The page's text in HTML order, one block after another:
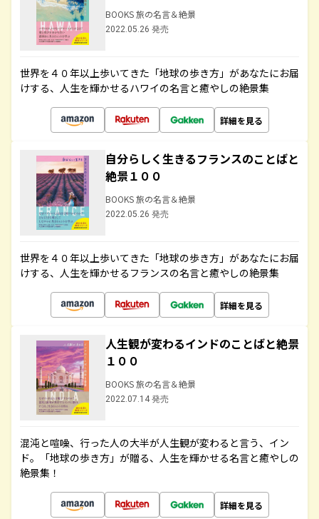
BOOKS 旅の名言＆絶景
2022.05.26 発売
世界を４０年以上歩いてきた「地球の歩き方」があなたにお届
けする、人生を輝かせるハワイの名言と癒やしの絶景集
詳細を見る
自分らしく生きるフランスのことばと
絶景１００
BOOKS 旅の名言＆絶景
2022.05.26 発売
世界を４０年以上歩いてきた「地球の歩き方」があなたにお届
けする、人生を輝かせるフランスの名言と癒やしの絶景集
詳細を見る
人生観が変わるインドのことばと絶景
１００
BOOKS 旅の名言＆絶景
2022.07.14 発売
混沌と喧噪、行った人の大半が人生観が変わると言う、イン
ド。「地球の歩き方」が贈る、人生を輝かせる名言と癒やしの
絶景集！
詳細を見る